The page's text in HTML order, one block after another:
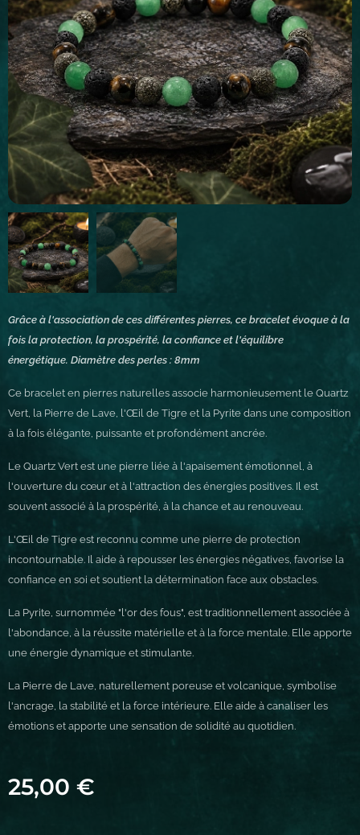
Grâce à l'association de ces différentes pierres, ce bracelet évoque à la
fois la protection, la prospérité, la confiance et l'équilibre
énergétique. Diamètre des perles : 8mm
Ce bracelet en pierres naturelles associe harmonieusement le Quartz
Vert, la Pierre de Lave, l'Œil de Tigre et la Pyrite dans une composition
à la fois élégante, puissante et profondément ancrée.
Le Quartz Vert est une pierre liée à l'apaisement émotionnel, à
l'ouverture du cœur et à l'attraction des énergies positives. Il est
souvent associé à la prospérité, à la chance et au renouveau.
L'Œil de Tigre est reconnu comme une pierre de protection
incontournable. Il aide à repousser les énergies négatives, favorise la
confiance en soi et soutient la détermination face aux obstacles.
La Pyrite, surnommée "l'or des fous", est traditionnellement associée à
l'abondance, à la réussite matérielle et à la force mentale. Elle apporte
une énergie dynamique et stimulante.
La Pierre de Lave, naturellement poreuse et volcanique, symbolise
l'ancrage, la stabilité et la force intérieure. Elle aide à canaliser les
émotions et apporte une sensation de solidité au quotidien.
25,00 €